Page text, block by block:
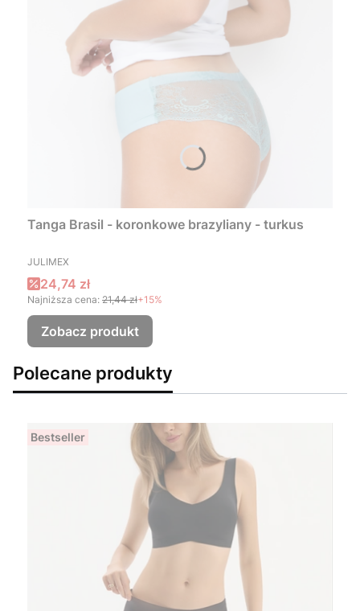
Tanga Brasil - koronkowe brazyliany - turkus
PRODUCENT
JULIMEX
Cena promocyjna
24,74 zł
Najniższa cena: 21,44 zł+15%
Zobacz produkt
Polecane produkty
Bestseller